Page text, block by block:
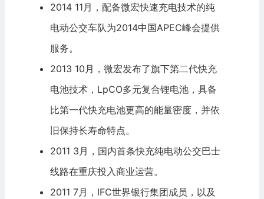
2014 11月，配备微宏快速充电技术的纯
电动公交车队为2014中国APEC峰会提供
服务。
2013 10月，微宏发布了旗下第二代快充
电池技术，LpCO多元复合锂电池，具备
比第一代快充电池更高的能量密度，并依
旧保持长寿命特点。
2011 3月，国内首条快充纯电动公交巴士
线路在重庆投入商业运营。
2011 7月，IFC世界银行集团成员，以及